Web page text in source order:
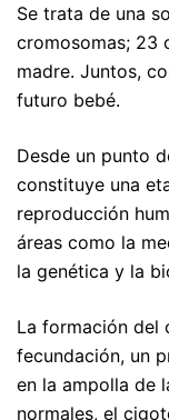
Se trata de una
cromosomas; 23
madre. Juntos,
futuro bebé.
Desde un punto
constituye una
reproducción
áreas como la
la genética y la
La formación del
fecundación, un
en la ampolla de
normales, el